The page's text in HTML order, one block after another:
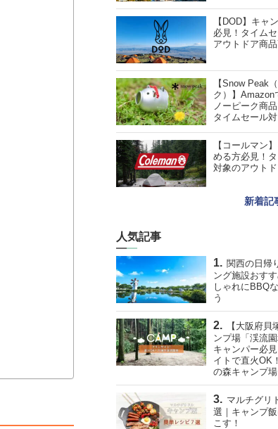
【DOD】キャ
必見！タイム
アウトドア商
【Snow Peak
ク）】Amazon
ノーピーク商
タイムセール対
【コールマン
める方必見！
対象のアウト
新着記
人気記事
関西の日帰
ング施設おす
しゃれにBBQ
う
【大阪府貝
ンプ場「渓流
キャンパー必
イトで直火OK
の森キャンプ場
マルチグリ
選｜キャンプ
こす！